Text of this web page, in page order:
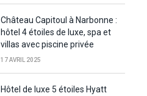
Château Capitoul à Narbonne :
hôtel 4 étoiles de luxe, spa et
villas avec piscine privée
17 AVRIL 2025
Hôtel de luxe 5 étoiles Hyatt